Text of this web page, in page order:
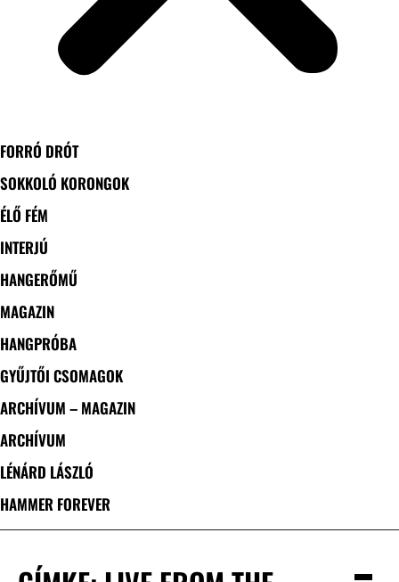
FORRÓ DRÓT
SOKKOLÓ KORONGOK
ÉLŐ FÉM
INTERJÚ
HANGERŐMŰ
MAGAZIN
HANGPRÓBA
GYŰJTŐI CSOMAGOK
ARCHÍVUM – MAGAZIN
ARCHÍVUM
LÉNÁRD LÁSZLÓ
HAMMER FOREVER